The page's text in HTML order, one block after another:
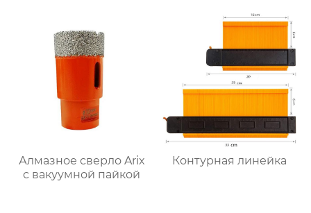
Алмазное сверло Arix
с вакуумной пайкой
Контурная линейка